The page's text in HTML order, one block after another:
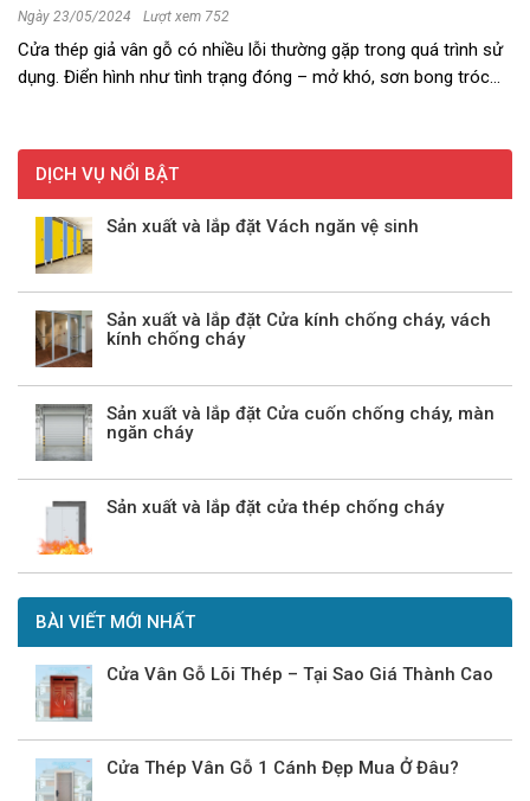
DỊCH VỤ NỔI BẬT
Sản xuất và lắp đặt Vách ngăn vệ sinh
Sản xuất và lắp đặt Cửa kính chống cháy, vách
kính chống cháy
Sản xuất và lắp đặt Cửa cuốn chống cháy, màn
ngăn cháy
Sản xuất và lắp đặt cửa thép chống cháy
BÀI VIẾT MỚI NHẤT
Cửa Vân Gỗ Lõi Thép – Tại Sao Giá Thành Cao
Cửa Thép Vân Gỗ 1 Cánh Đẹp Mua Ở Đâu?
Ngày 23/05/2024 Lượt xem 752
Cửa thép giả vân gỗ có nhiều lỗi thường gặp trong quá trình sử
dụng. Điển hình như tình trạng đóng – mở khó, sơn bong tróc